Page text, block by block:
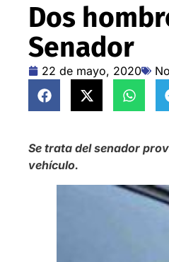
Dos
Senador
22 de mayo, 2020
Se trata del senador
vehículo.